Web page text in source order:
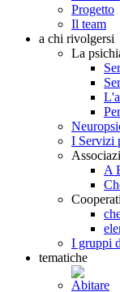
Progetto
Il team
a chi rivolgersi
La
I Servizi
A
I gruppi
tematiche